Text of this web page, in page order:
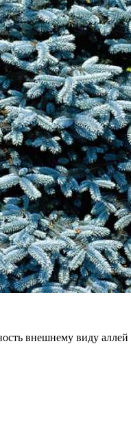
внешнему виду